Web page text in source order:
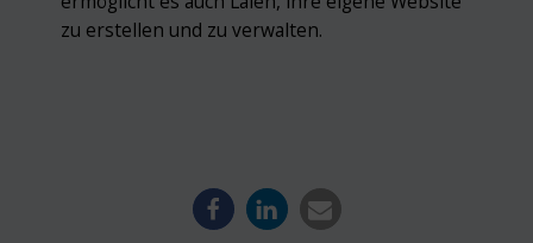
zu erstellen und zu verwalten.